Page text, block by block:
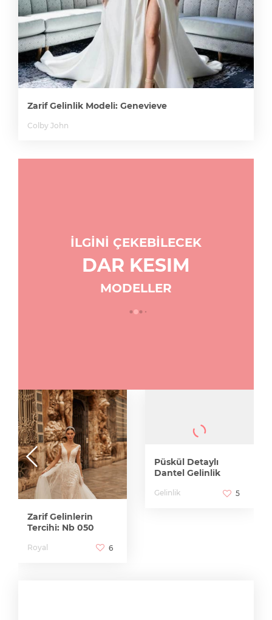
Zarif Gelinlik Modeli: Genevieve
Colby John
İLGİNİ ÇEKEBİLECEK
DAR KESIM
MODELLER
Zarif Gelinlerin
Tercihi: Nb 050
Royal 6
Püskül Detaylı
Dantel Gelinlik
Gelinlik 5